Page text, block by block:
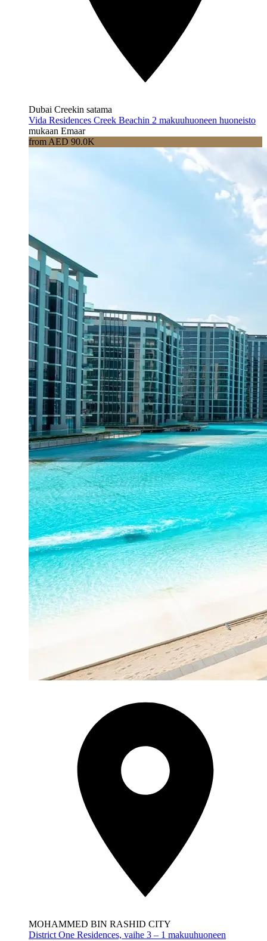
Dubai Creekin satama
Vida Residences Creek Beachin 2 makuuhuoneen huoneisto
mukaan Emaar
from AED 90.0K
MOHAMMED BIN RASHID CITY
District One Residences, vaihe 3 – 1 makuuhuoneen